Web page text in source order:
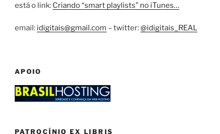
está o link: Criando “smart playlists” no iTunes…
email: idigitais@gmail.com – twitter:@idigitais_REAL
APOIO
PATROCÍNIO EX LIBRIS